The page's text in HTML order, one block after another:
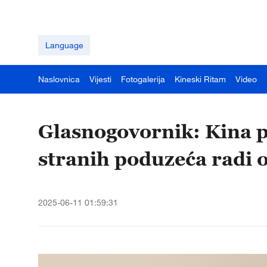
Language
Naslovnica Vijesti Fotogalerija Kineski Ritam Video
Glasnogovornik: Kina
stranih poduzeća radi
2025-06-11 01:59:31